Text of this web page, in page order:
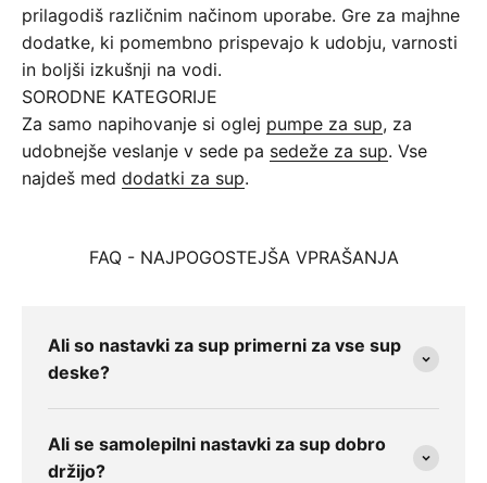
prilagodiš različnim načinom uporabe. Gre za majhne
dodatke, ki pomembno prispevajo k udobju, varnosti
in boljši izkušnji na vodi.
SORODNE KATEGORIJE
Za samo napihovanje si oglej pumpe za sup, za
udobnejše veslanje v sede pa sedeže za sup. Vse
najdeš med dodatki za sup.
FAQ - NAJPOGOSTEJŠA VPRAŠANJA
Ali so nastavki za sup primerni za vse sup
deske?
Ali se samolepilni nastavki za sup dobro
držijo?